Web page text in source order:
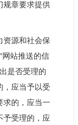
规章要求提供
源和社会保
网站推送的信
是否受理的
，应当予以受
求的，应当一
予受理的，应